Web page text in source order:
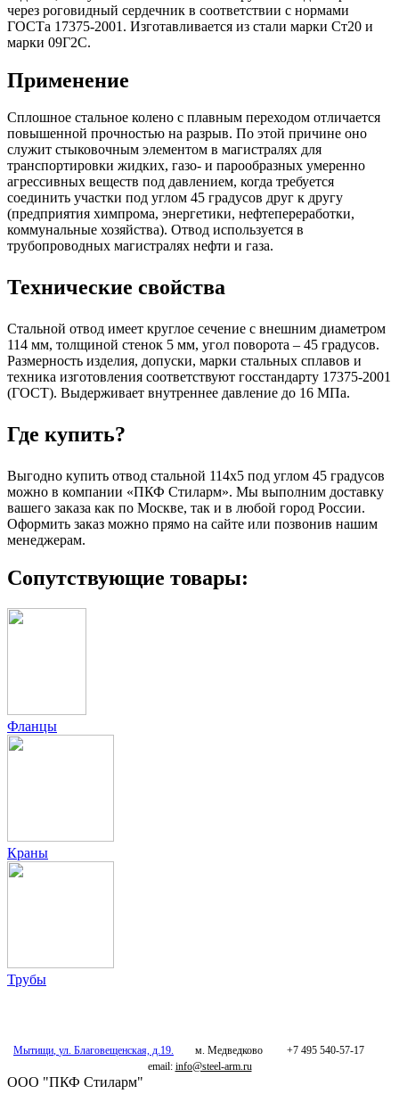
через роговидный сердечник в соответствии с нормами
ГОСТа 17375-2001. Изготавливается из стали марки Ст20 и
марки 09Г2С.
Применение
Сплошное стальное колено с плавным переходом отличается
повышенной прочностью на разрыв. По этой причине оно
служит стыковочным элементом в магистралях для
транспортировки жидких, газо- и парообразных умеренно
агрессивных веществ под давлением, когда требуется
соединить участки под углом 45 градусов друг к другу
(предприятия химпрома, энергетики, нефтепереработки,
коммунальные хозяйства). Отвод используется в
трубопроводных магистралях нефти и газа.
Технические свойства
Стальной отвод имеет круглое сечение с внешним диаметром
114 мм, толщиной стенок 5 мм, угол поворота – 45 градусов.
Размерность изделия, допуски, марки стальных сплавов и
техника изготовления соответствуют госстандарту 17375-2001
(ГОСТ). Выдерживает внутреннее давление до 16 МПа.
Где купить?
Выгодно купить отвод стальной 114х5 под углом 45 градусов
можно в компании «ПКФ Стиларм». Мы выполним доставку
вашего заказа как по Москве, так и в любой город России.
Оформить заказ можно прямо на сайте или позвонив нашим
менеджерам.
Сопутствующие товары:
Фланцы
Краны
Трубы
Мытищи, ул. Благовещенская, д.19. м. Медведково
+7 495 540-57-17
email: info@steel-arm.ru
ООО "ПКФ Стиларм"